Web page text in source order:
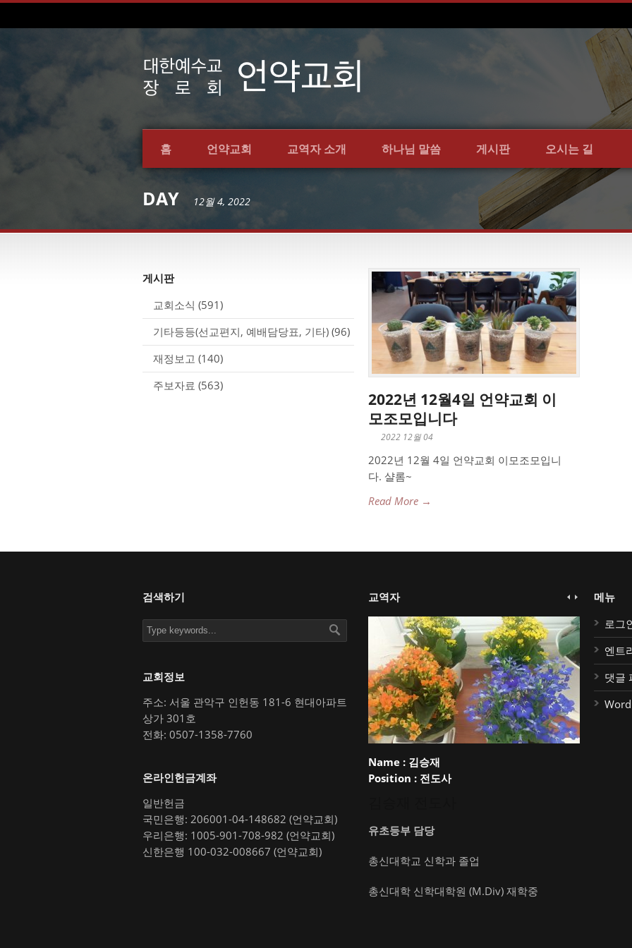
홈 언약교회 교역자 소개 하나님 말씀 게시판 오시는 길
DAY 12월 4, 2022
2022년 12월4일 언약교회 이
모조모입니다
2022 12월 04
2022년 12월 4일 언약교회 이모조모입니
다. 샬롬~
Read More →
게시판
교회소식 (591)
기타등등(선교편지, 예배담당표, 기타) (96)
재정보고 (140)
주보자료 (563)
검색하기
교회정보
주소: 서울 관악구 인헌동 181-6 현대아파트
상가 301호
전화: 0507-1358-7760
온라인헌금계좌
일반헌금
국민은행: 206001-04-148682 (언약교회)
우리은행: 1005-901-708-982 (언약교회)
신한은행 100-032-008667 (언약교회)
교역자
Name :김승재
Position :전도사
유초등부 담당
총신대학교 신학과 졸업
총신대학 신학대학원 (M.Div) 재학중
메뉴
로그
엔트
댓글